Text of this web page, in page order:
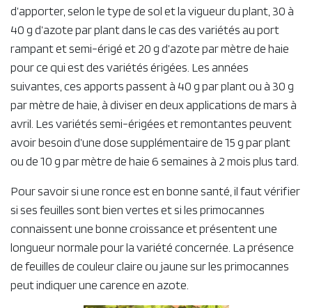
d’apporter, selon le type de sol et la vigueur du plant, 30 à
40 g d’azote par plant dans le cas des variétés au port
rampant et semi-érigé et 20 g d’azote par mètre de haie
pour ce qui est des variétés érigées. Les années
suivantes, ces apports passent à 40 g par plant ou à 30 g
par mètre de haie, à diviser en deux applications de mars à
avril. Les variétés semi-érigées et remontantes peuvent
avoir besoin d’une dose supplémentaire de 15 g par plant
ou de 10 g par mètre de haie 6 semaines à 2 mois plus tard.
Pour savoir si une ronce est en bonne santé, il faut vérifier
si ses feuilles sont bien vertes et si les primocannes
connaissent une bonne croissance et présentent une
longueur normale pour la variété concernée. La présence
de feuilles de couleur claire ou jaune sur les primocannes
peut indiquer une carence en azote.